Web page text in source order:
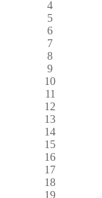
4
5
6
7
8
9
10
11
12
13
14
15
16
17
18
19